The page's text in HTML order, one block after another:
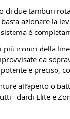
di due tamburi
azionare la
è
più iconici della
da
e preciso,
all’aperto o
i dardi Elite e